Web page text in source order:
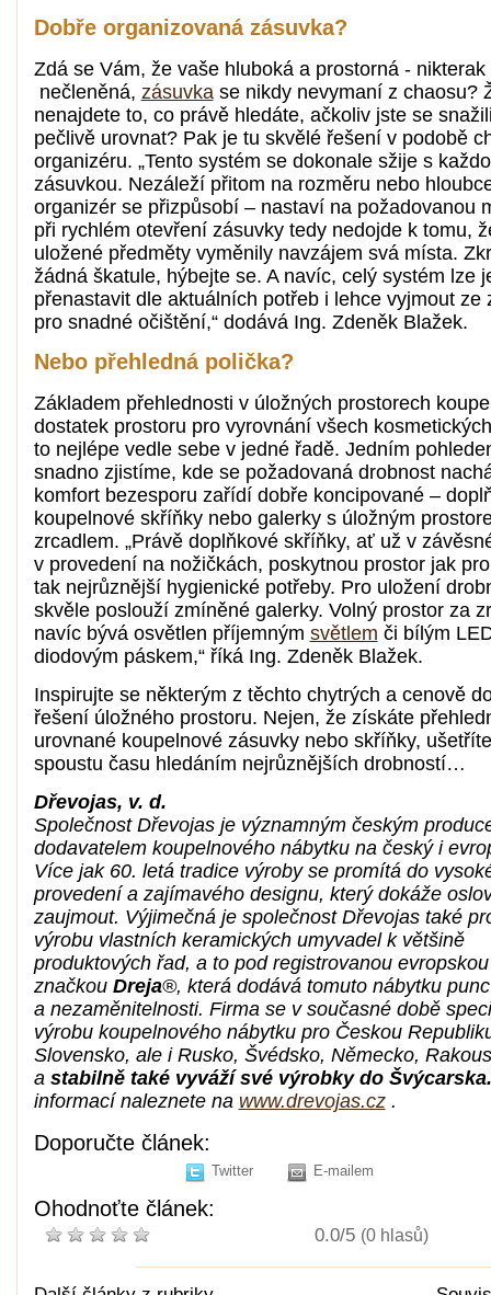
Dobře organizovaná zásuvka?
Zdá se Vám, že vaše hluboká a prostorná - nikterak
nečleněná, zásuvkase nikdy nevymaní z chaosu?
nenajdete to, co právě hledáte, ačkoliv jste se
pečlivě urovnat? Pak je tu skvělé řešení v podobě
organizéru. „Tento systém se dokonale sžije s
zásuvkou. Nezáleží přitom na rozměru nebo
organizér se přizpůsobí – nastaví na požadovanou
při rychlém otevření zásuvky tedy nedojde k tomu,
uložené předměty vyměnily navzájem svá místa.
žádná škatule, hýbejte se. A navíc, celý systém lze
přenastavit dle aktuálních potřeb i lehce vyjmout ze
pro snadné očištění,“ dodává Ing. Zdeněk Blažek.
Nebo přehledná polička?
Základem přehlednosti v úložných prostorech
dostatek prostoru pro vyrovnání všech
to nejlépe vedle sebe v jedné řadě. Jedním
snadno zjistíme, kde se požadovaná drobnost
komfort bezesporu zařídí dobře koncipované –
koupelnové skříňky nebo galerky s úložným
zrcadlem. „Právě doplňkové skříňky, ať už v
v provedení na nožičkách, poskytnou prostor jak
tak nejrůznější hygienické potřeby. Pro uložení
skvěle poslouží zmíněné galerky. Volný prostor za
navíc bývá osvětlen příjemným světlem či bílým
diodovým páskem,“ říká Ing. Zdeněk Blažek.
Inspirujte se některým z těchto chytrých a cenově
řešení úložného prostoru. Nejen, že získáte
urovnané koupelnové zásuvky nebo skříňky,
spoustu času hledáním nejrůznějších drobností…
Dřevojas, v. d.
Společnost Dřevojas je významným českým
dodavatelem koupelnového nábytku na český i
Více jak 60. letá tradice výroby se promítá do
provedení a zajímavého designu, který dokáže
zaujmout. Výjimečná je společnost Dřevojas také
výrobu vlastních keramických umyvadel k většině
produktových řad, a to pod registrovanou evropskou
značkou Dreja®, která dodává tomuto nábytku
a nezaměnitelnosti. Firma se v současné době
výrobu koupelnového nábytku pro Českou
Slovensko, ale i Rusko, Švédsko, Německo,
a stabilnětaké vyváží své výrobky do Švýcarska.
informací naleznete na www.drevojas.cz.
Doporučte článek:
Twitter E-mailem
Ohodnoťte článek:
0.0/5 (0 hlasů)